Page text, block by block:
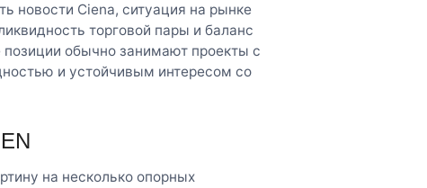
новости Ciena, ситуация на рынке
торговой пары и баланс
обычно занимают проекты с
и устойчивым интересом со
на несколько опорных